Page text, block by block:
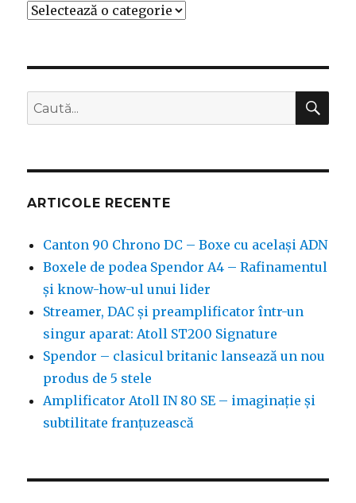
Categorii
Caută
după:
ARTICOLE RECENTE
Canton 90 Chrono DC – Boxe cu același ADN
Boxele de podea Spendor A4 – Rafinamentul
și know-how-ul unui lider
Streamer, DAC și preamplificator într-un
singur aparat: Atoll ST200 Signature
Spendor – clasicul britanic lansează un nou
produs de 5 stele
Amplificator Atoll IN 80 SE – imaginație și
subtilitate franțuzească